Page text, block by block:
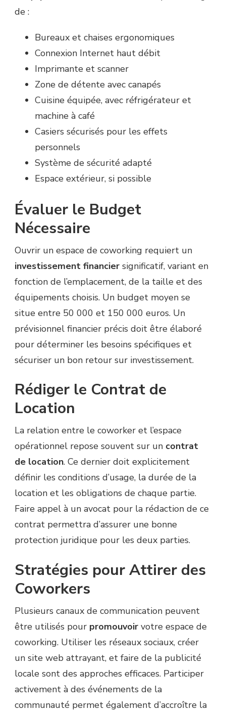
de :
Bureaux et chaises ergonomiques
Connexion Internet haut débit
Imprimante et scanner
Zone de détente avec canapés
Cuisine équipée, avec réfrigérateur et
machine à café
Casiers sécurisés pour les effets
personnels
Système de sécurité adapté
Espace extérieur, si possible
Évaluer le Budget
Nécessaire
Ouvrir un espace de coworking requiert un
investissement financier significatif, variant en
fonction de l’emplacement, de la taille et des
équipements choisis. Un budget moyen se
situe entre 50 000 et 150 000 euros. Un
prévisionnel financier précis doit être élaboré
pour déterminer les besoins spécifiques et
sécuriser un bon retour sur investissement.
Rédiger le Contrat de
Location
La relation entre le coworker et l’espace
opérationnel repose souvent sur un contrat
de location. Ce dernier doit explicitement
définir les conditions d’usage, la durée de la
location et les obligations de chaque partie.
Faire appel à un avocat pour la rédaction de ce
contrat permettra d’assurer une bonne
protection juridique pour les deux parties.
Stratégies pour Attirer des
Coworkers
Plusieurs canaux de communication peuvent
être utilisés pour promouvoir votre espace de
coworking. Utiliser les réseaux sociaux, créer
un site web attrayant, et faire de la publicité
locale sont des approches efficaces. Participer
activement à des événements de la
communauté permet également d’accroître la